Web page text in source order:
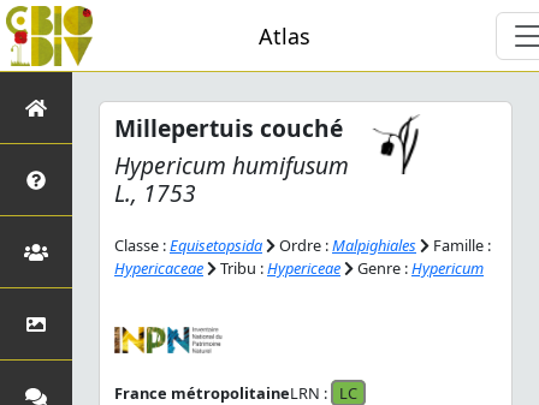
Atlas
Millepertuis couché
Hypericum humifusum
L., 1753
Classe :Equisetopsida Ordre :Malpighiales
Famille :
Hypericaceae
Tribu :Hypericeae Genre :Hypericum
France métropolitaineLRN : LC